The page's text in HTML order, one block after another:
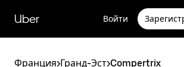
перейти
к
Uber Войти
Франция>Гранд-Эст>Compertrix